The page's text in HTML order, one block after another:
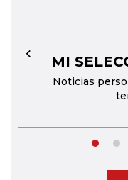
MI
Noticias
←